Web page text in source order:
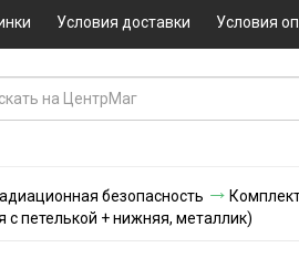
Условия доставки Условия
безопасность
петелькой + нижняя, металлик)